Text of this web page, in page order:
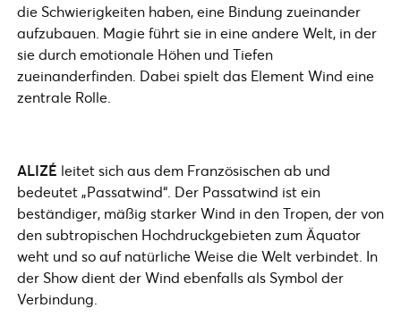
die Schwierigkeiten haben, eine Bindung zueinander
aufzubauen. Magie führt sie in eine andere Welt, in der
sie durch emotionale Höhen und Tiefen
zueinanderfinden. Dabei spielt das Element Wind eine
zentrale Rolle.
ALIZÉ leitet sich aus dem Französischen ab und
bedeutet „Passatwind“. Der Passatwind ist ein
beständiger, mäßig starker Wind in den Tropen, der von
den subtropischen Hochdruckgebieten zum Äquator
weht und so auf natürliche Weise die Welt verbindet. In
der Show dient der Wind ebenfalls als Symbol der
Verbindung.